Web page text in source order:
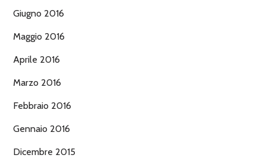
Giugno 2016
Maggio 2016
Aprile 2016
Marzo 2016
Febbraio 2016
Gennaio 2016
Dicembre 2015